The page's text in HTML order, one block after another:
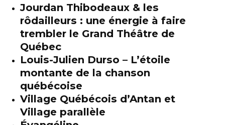
Jourdan Thibodeaux & les
rôdailleurs : une énergie à faire
trembler le Grand Théâtre de
Québec
Louis-Julien Durso – L’étoile
montante de la chanson
québécoise
Village Québécois d’Antan et
Village parallèle